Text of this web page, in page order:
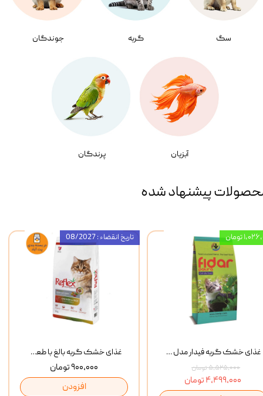
سگ گربه جوندگان
آبزیان پرندگان
پیشنهاد شده
غذای خشک گربه بالغ با طعم مرغ و برنج رفلکس Reflex Multi Color Chicken And Rice وزن 1 کیلوگرم
۹۰۰,۰۰۰ تومان
افزودن
تاریخ انقضاء : 08/2027
غذای خشک گربه فیدار مدل Adult وزن 10 کیلوگرم
۵,۵۲۵,۰۰۰ تومان
۴,۴۹۹,۰۰۰ تومان
تومان